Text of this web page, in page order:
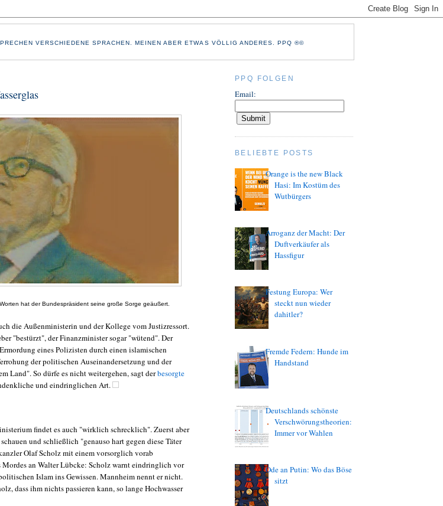
VERSCHIEDENE SPRACHEN. MEINEN ABER ETWAS VÖLLIG ANDERES. PPQ ®©
hat der Bundespräsident seine große Sorge geäußert.
die Außenministerin und der Kollege vom Justizressort.
"bestürzt", der Finanzminister sogar "wütend". Der
eines Polizisten durch einen islamischen
der politischen Auseinandersetzung und der
Land". So dürfe es nicht weitergehen, sagt derbesorgte
und eindringlichen Art.
findet es auch "wirklich schrecklich". Zuerst aber
und schließlich "genauso hart gegen diese Täter
Olaf Scholz mit einem vorsorglich vorab
Mordes an Walter Lübcke: Scholz warnt eindringlich vor
Islam ins Gewissen. Mannheim nennt er nicht.
dass ihm nichts passieren kann, so lange Hochwasser
PPQ FOLGEN
Email:
BELIEBTE POSTS
Orange is the new Black
Hasi: Im Kostüm des
Wutbürgers
Arroganz der Macht: Der
Duftverkäufer als
Hassfigur
Festung Europa: Wer
steckt nun wieder
dahitler?
Fremde Federn: Hunde im
Handstand
Deutschlands schönste
Verschwörungstheorien:
Immer vor Wahlen
Ode an Putin: Wo das Böse
sitzt